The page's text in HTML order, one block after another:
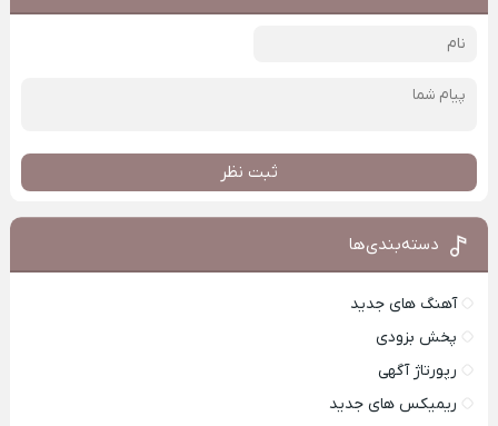
ثبت نظر
دسته‌بندی‌ها
آهنگ های جدید
پخش بزودی
رپورتاژ آگهی
ریمیکس های جدید